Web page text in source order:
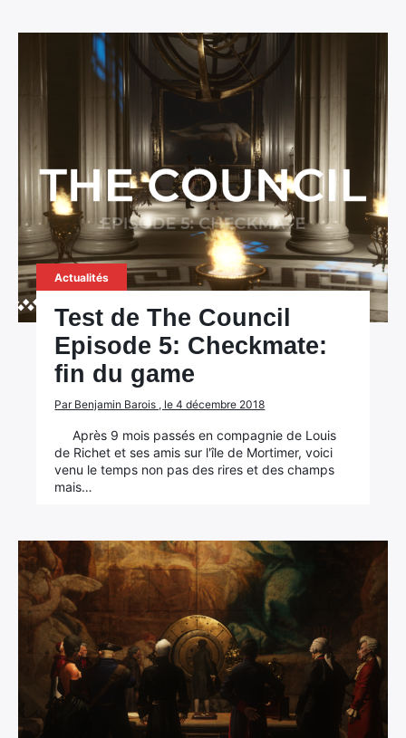
Actualités
Test de The Council
Episode 5: Checkmate:
fin du game
Par Benjamin Barois , le 4 décembre 2018
Après 9 mois passés en compagnie de Louis
de Richet et ses amis sur l'île de Mortimer, voici
venu le temps non pas des rires et des champs
mais…
Rechercher
: